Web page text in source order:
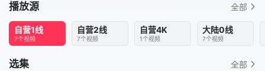
播放源 全部
自营1线
7个视频
自营2线
7个视频
自营4K
1个视频
大陆0线
7个视频
选集 全部